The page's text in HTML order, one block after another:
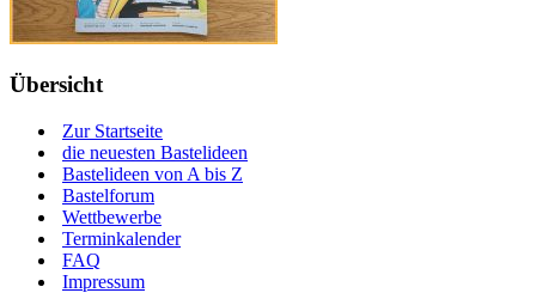
Übersicht
Zur Startseite
die neuesten Bastelideen
Bastelideen von A bis Z
Bastelforum
Wettbewerbe
Terminkalender
FAQ
Impressum